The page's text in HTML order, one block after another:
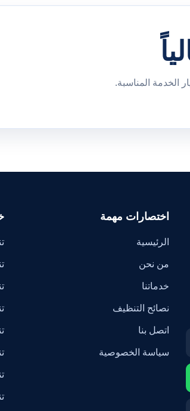
الخدمة المناسبة.
اختصارات مهمة
الرئيسية
من نحن
خدماتنا
نصائح التنظيف
اتصل بنا
سياسة الخصوصية